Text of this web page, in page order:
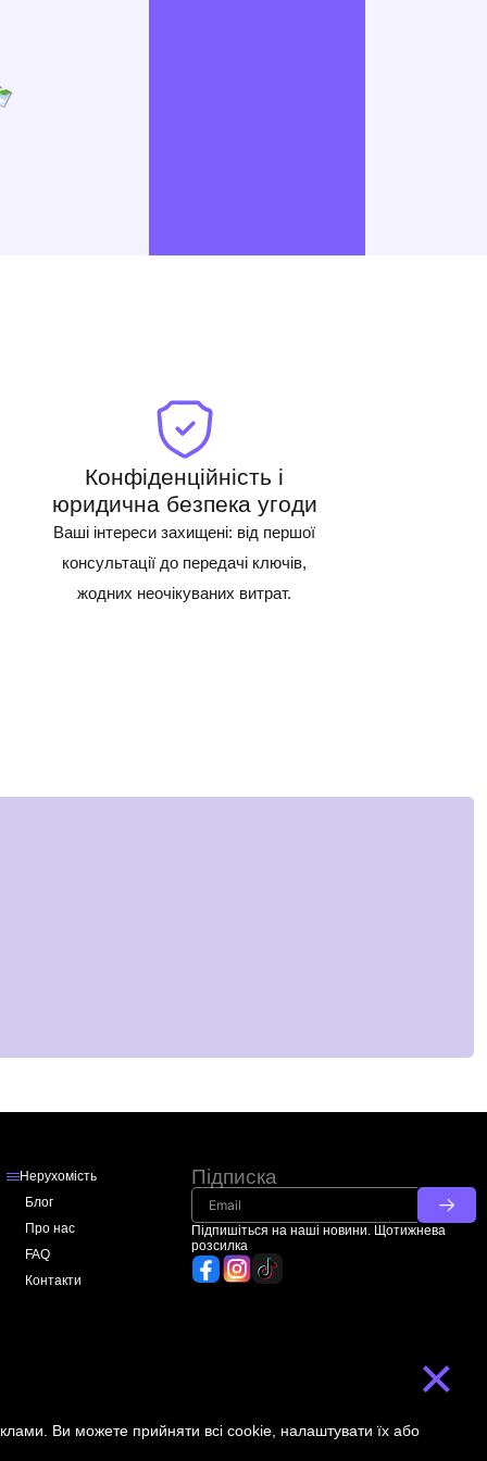
Конфіденційність і
юридична безпека угоди
Ваші інтереси захищені: від першої
консультації до передачі ключів,
жодних неочікуваних витрат.
Нерухомість
Блог
Про нас
FAQ
Контакти
Підписка
Підпишіться на наші новини. Щотижнева
розсилка
×
Ви можете прийняти всі cookie, налаштувати їх або